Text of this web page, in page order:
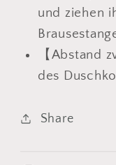
und ziehen
【Abstand
des
Share